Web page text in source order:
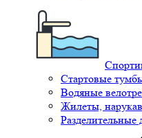
Стартовые
Водяные
Жилеты,
Разделительные